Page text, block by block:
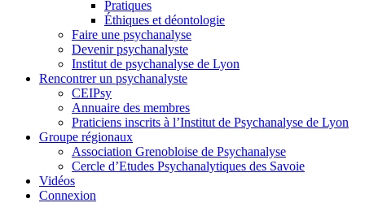
Pratiques
Éthiques et déontologie
Faire une psychanalyse
Devenir psychanalyste
Institut de psychanalyse de Lyon
Rencontrer un psychanalyste
CEIPsy
Annuaire des membres
Praticiens inscrits à l’Institut de Psychanalyse de Lyon
Groupe régionaux
Association Grenobloise de Psychanalyse
Cercle d’Etudes Psychanalytiques des Savoie
Vidéos
Connexion